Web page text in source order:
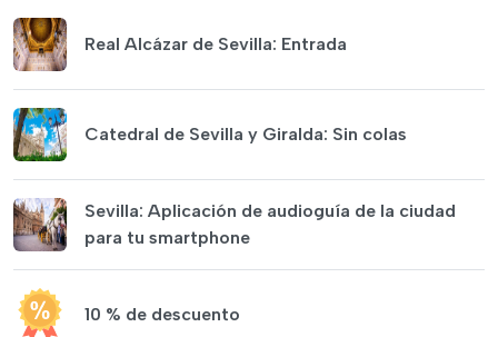
Real Alcázar de Sevilla: Entrada
Catedral de Sevilla y Giralda: Sin colas
Sevilla: Aplicación de audioguía de la ciudad
para tu smartphone
10 % de descuento